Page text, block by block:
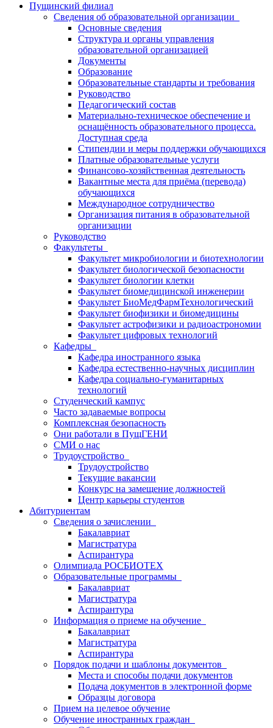
Пущинский филиал
Сведения об образовательной организации
Основные сведения
Структура и органы управления
образовательной организацией
Документы
Образование
Образовательные стандарты и требования
Руководство
Педагогический состав
Материально-техническое обеспечение и
оснащённость образовательного процесса.
Доступная среда
Стипендии и меры поддержки обучающихся
Платные образовательные услуги
Финансово-хозяйственная деятельность
Вакантные места для приёма (перевода)
обучающихся
Международное сотрудничество
Организация питания в образовательной
организации
Руководство
Факультеты
Факультет микробиологии и биотехнологии
Факультет биологической безопасности
Факультет биологии клетки
Факультет биомедицинской инженерии
Факультет БиоМедФармТехнологический
Факультет биофизики и биомедицины
Факультет астрофизики и радиоастрономии
Факультет цифровых технологий
Кафедры
Кафедра иностранного языка
Кафедра естественно-научных дисциплин
Кафедра социально-гуманитарных
технологий
Студенческий кампус
Часто задаваемые вопросы
Комплексная безопасность
Они работали в ПущГЕНИ
СМИ о нас
Трудоустройство
Трудоустройство
Текущие вакансии
Конкурс на замещение должностей
Центр карьеры студентов
Абитуриентам
Сведения о зачислении
Бакалавриат
Магистратура
Аспирантура
Олимпиада РОСБИОТЕХ
Образовательные программы
Бакалавриат
Магистратура
Аспирантура
Информация о приеме на обучение
Бакалавриат
Магистратура
Аспирантура
Порядок подачи и шаблоны документов
Места и способы подачи документов
Подача документов в электронной форме
Образцы договора
Прием на целевое обучение
Обучение иностранных граждан